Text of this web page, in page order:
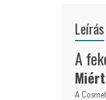
Leírás
A
A